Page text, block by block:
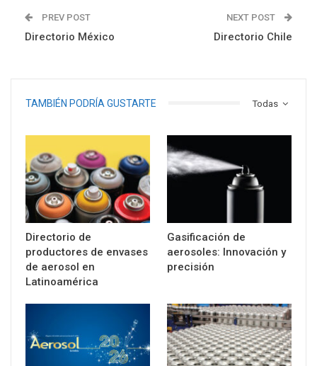
PREV POST
Directorio México
NEXT POST
Directorio Chile
Todas
TAMBIÉN PODRÍA GUSTARTE
Directorio de
productores de envases
de aerosol en
Latinoamérica
Gasificación de
aerosoles: Innovación y
precisión